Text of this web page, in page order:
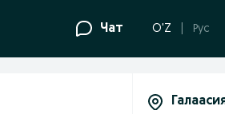
Чат O'Z Рус